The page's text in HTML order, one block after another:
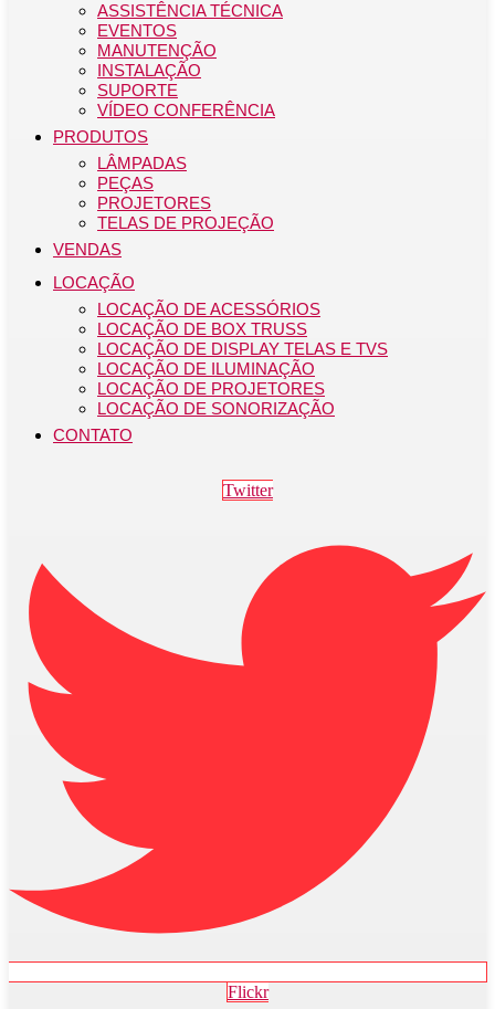
ASSISTÊNCIA TÉCNICA
EVENTOS
MANUTENÇÃO
INSTALAÇÃO
SUPORTE
VÍDEO CONFERÊNCIA
PRODUTOS
LÂMPADAS
PEÇAS
PROJETORES
TELAS DE PROJEÇÃO
VENDAS
LOCAÇÃO
LOCAÇÃO DE ACESSÓRIOS
LOCAÇÃO DE BOX TRUSS
LOCAÇÃO DE DISPLAY TELAS E TVS
LOCAÇÃO DE ILUMINAÇÃO
LOCAÇÃO DE PROJETORES
LOCAÇÃO DE SONORIZAÇÃO
CONTATO
Twitter
Flickr